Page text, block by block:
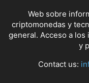
Web sobre
criptomonedas y
general. Acceso a
y
Contact us: